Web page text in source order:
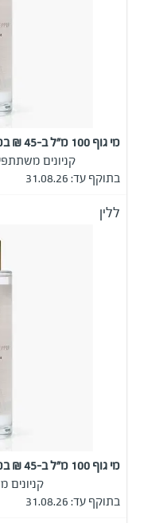
מי גוף 100 מ"ל ב-45 ₪ במקום 99.90 ₪
קניונים
בתוקף עד: 31.08.26
ללין
מי גוף 100 מ"ל ב-45 ₪ במקום 99.90 ₪
בתוקף עד: 31.08.26